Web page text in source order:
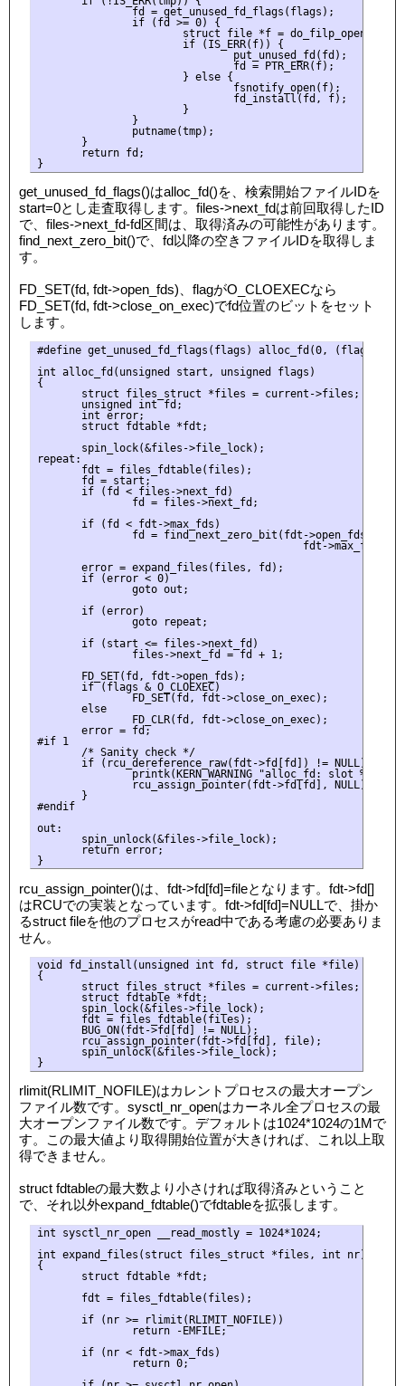
               fd = get_unused_fd_flags(flags);
               if (fd >= 0) {
struct file *f = do_filp_open(dfd,
                       if (IS_ERR(f)) {
                               put_unused_fd(fd);
                               fd = PTR_ERR(f);
                       } else {
                               fsnotify_open(f);
                               fd_install(fd, f);
                       }
               }
               putname(tmp);
       }
       return fd;
get_unused_fd_flags()はalloc_fd()を、検索開始ファイルIDを
start=0とし走査取得します。files->next_fdは前回取得したID
で、files->next_fd-fd区間は、取得済みの可能性があります。
find_next_zero_bit()で、fd以降の空きファイルIDを取得しま
す。
FD_SET(fd, fdt->open_fds)、flagがO_CLOEXECなら
FD_SET(fd, fdt->close_on_exec)でfd位置のビットをセット
します。
#define get_unused_fd_flags(flags) alloc_fd(0, (flags))
int alloc_fd(unsigned start, unsigned flags)
{
       struct files_struct *files = current->files;
       unsigned int fd;
       int error;
       struct fdtable *fdt;
       spin_lock(&files->file_lock);
repeat:
       fdt = files_fdtable(files);
       fd = start;
       if (fd < files->next_fd)
               fd = files->next_fd;
       if (fd < fdt->max_fds)
fd = find_next_zero_bit(fdt->open_fds-
fdt->max_fds,
       error = expand_files(files, fd);
       if (error < 0)
               goto out;
       if (error)
               goto repeat;
       if (start <= files->next_fd)
               files->next_fd = fd + 1;
       FD_SET(fd, fdt->open_fds);
       if (flags & O_CLOEXEC)
               FD_SET(fd, fdt->close_on_exec);
       else
               FD_CLR(fd, fdt->close_on_exec);
       error = fd;
#if 1
       /* Sanity check */
       if (rcu_dereference_raw(fdt->fd[fd]) != NULL) {
printk(KERN_WARNING "alloc_fd: slot %d not
               rcu_assign_pointer(fdt->fd[fd], NULL);
       }
#endif
out:
       spin_unlock(&files->file_lock);
       return error;
rcu_assign_pointer()は、fdt->fd[fd]=fileとなります。fdt->fd[]
はRCUでの実装となっています。fdt->fd[fd]=NULLで、掛か
るstruct fileを他のプロセスがread中である考慮の必要ありま
せん。
void fd_install(unsigned int fd, struct file *file)
{
       struct files_struct *files = current->files;
       struct fdtable *fdt;
       spin_lock(&files->file_lock);
       fdt = files_fdtable(files);
       BUG_ON(fdt->fd[fd] != NULL);
       rcu_assign_pointer(fdt->fd[fd], file);
       spin_unlock(&files->file_lock);
rlimit(RLIMIT_NOFILE)はカレントプロセスの最大オープン
ファイル数です。sysctl_nr_openはカーネル全プロセスの最
大オープンファイル数です。デフォルトは1024*1024の1Mで
す。この最大値より取得開始位置が大きければ、これ以上取
得できません。
struct fdtableの最大数より小さければ取得済みということ
で、それ以外expand_fdtable()でfdtableを拡張します。
int sysctl_nr_open __read_mostly = 1024*1024;
int expand_files(struct files_struct *files, int nr)
{
       struct fdtable *fdt;
       fdt = files_fdtable(files);
       if (nr >= rlimit(RLIMIT_NOFILE))
               return -EMFILE;
       if (nr < fdt->max_fds)
               return 0;